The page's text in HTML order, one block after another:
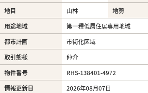
地目
山林
地勢
用途地域
第一種低層住居専用地域
都市計画
市街化区域
取引態様
仲介
物件番号
RHS-138401-4972
情報更新日
2026年08月07日